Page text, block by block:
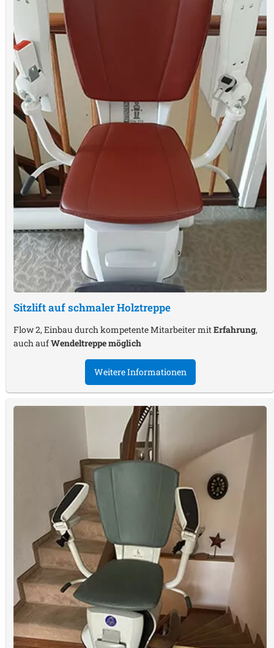
Sitzlift auf schmaler Holztreppe
Flow 2, Einbau durch kompetente Mitarbeiter mitErfahrung,
auch aufWendeltreppe möglich
Weitere Informationen